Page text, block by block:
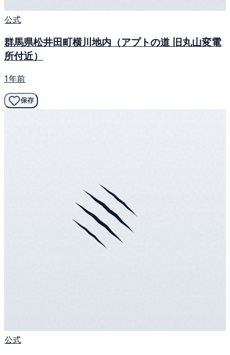
公式
群馬県松井田町横川地内（アプトの道 旧丸山変電
所付近）
1年前
保存
公式